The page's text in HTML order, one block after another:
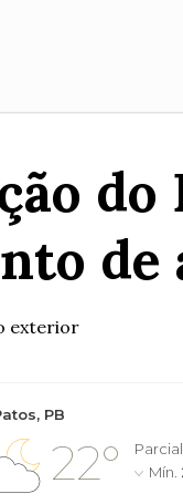
do
de
exterior
PB
22°
Mín.